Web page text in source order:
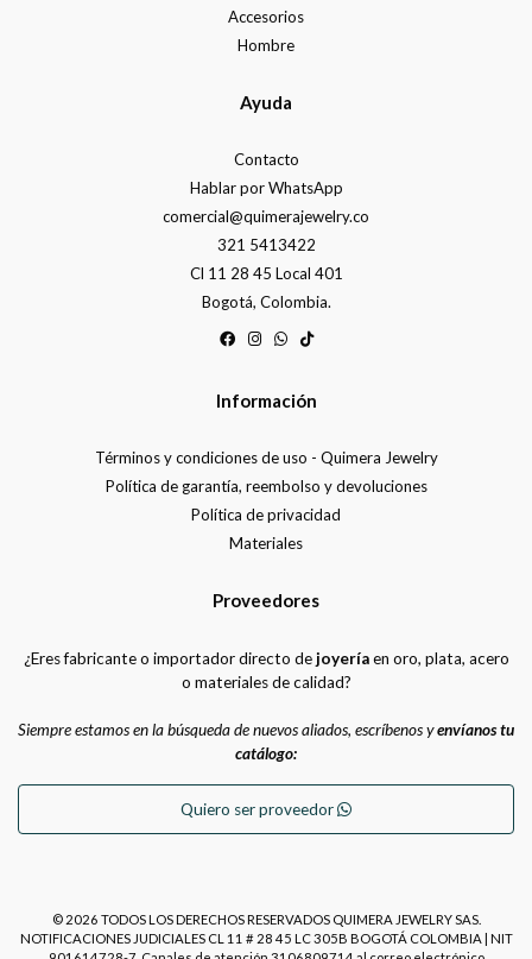
Accesorios
Hombre
Ayuda
Contacto
Hablar por WhatsApp
comercial@quimerajewelry.co
321 5413422
Cl 11 28 45 Local 401
Bogotá, Colombia.
Información
Términos y condiciones de uso - Quimera Jewelry
Política de garantía, reembolso y devoluciones
Política de privacidad
Materiales
Proveedores
¿Eres fabricante o importador directo dejoyeríaen oro, plata, acero
o materiales de calidad?
Siempre estamos en la búsqueda de nuevos aliados, escríbenos yenvíanos tu
catálogo:
Quiero ser proveedor
© 2026 TODOS LOS DERECHOS RESERVADOS QUIMERA JEWELRY SAS.
NOTIFICACIONES JUDICIALES CL 11 # 28 45 LC 305B BOGOTÁ COLOMBIA | NIT